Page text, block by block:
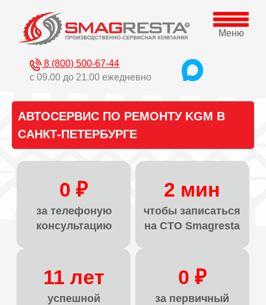
Меню
8 (800) 500-67-44
с 09.00 до 21.00 ежедневно
АВТОСЕРВИС ПО РЕМОНТУ KGM В
САНКТ-ПЕТЕРБУРГЕ
0 ₽
за телефоную
консультацию
2 мин
чтобы записаться
на СТО Smagresta
11 лет
успешной
0 ₽
за первичный